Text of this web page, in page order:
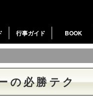
行事ガイド BOOK
の必勝テク